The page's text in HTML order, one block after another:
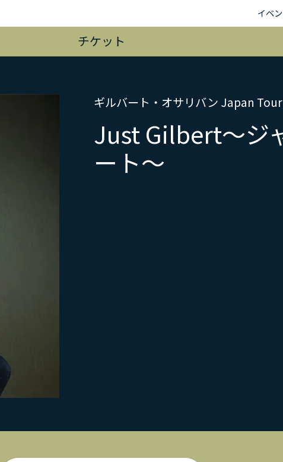
イベ
チケット
ギルバート・オサリバン Japan
Just Gilbert～ジ
ート～